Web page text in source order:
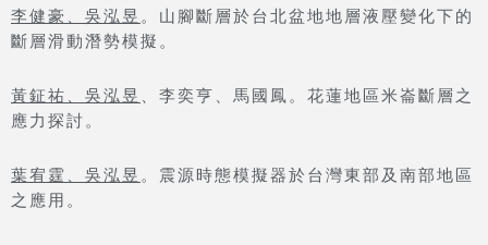
李健豪、吳泓昱 。山腳斷層於台北盆地地層液壓變化下的
斷層滑動潛勢模擬。
黃鉦祐、吳泓昱 、李奕亨、馬國鳳。花蓮地區米崙斷層之
應力探討。
葉宥霆、吳泓昱 。震源時態模擬器於台灣東部及南部地區
之應用。